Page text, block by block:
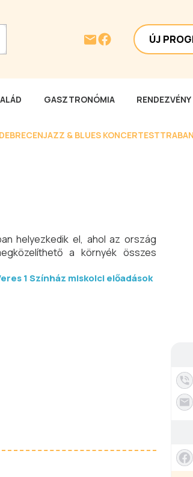
ÚJ
GASZTRONÓMIA RENDEZVÉNY
JAZZ & BLUES KONCERTEST
helyezkedik el, ahol az ország
a környék összes
1 Színház miskolci előadások